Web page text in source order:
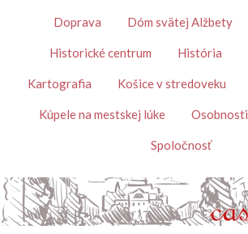
TémyDoprava Dóm svätej Alžbety
Historické centrum História
Kartografia Košice v stredoveku
Kúpele na mestskej lúke Osobnosti
Spoločnosť